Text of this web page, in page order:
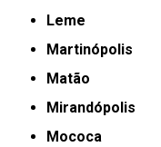
Leme
Martinópolis
Matão
Mirandópolis
Mococa